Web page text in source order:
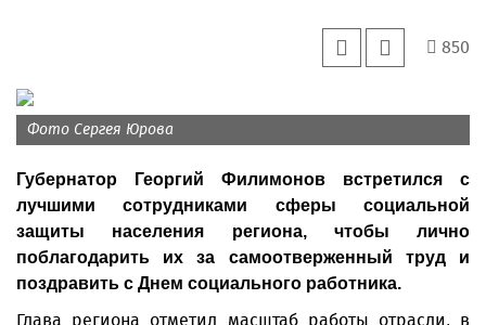
850
Фото Сергея Юрова
Губернатор Георгий Филимонов встретился с
лучшими сотрудниками сферы социальной
защиты населения региона, чтобы лично
поблагодарить их за самоотверженный труд и
поздравить с Днем социального работника.
Глава региона отметил масштаб работы отрасли, в